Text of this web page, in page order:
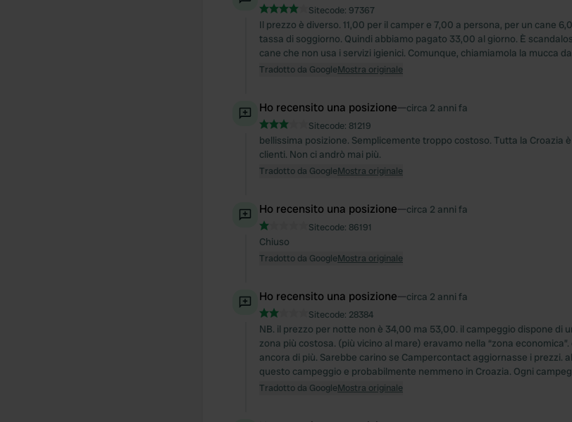
Sitecode: 97367
Il prezzo è diverso. 11,00 per il camper e 7,00 a persona, per un cane
tassa di soggiorno. Quindi abbiamo pagato 33,00 al giorno. È
cane che non usa i servizi igienici. Comunque, chiamiamola la mucca
Tradotto da GoogleMostra originale
Ho recensito una posizione—circa 2 anni fa
Sitecode: 81219
bellissima posizione. Semplicemente troppo costoso. Tutta la Croazia
clienti. Non ci andrò mai più.
Tradotto da GoogleMostra originale
Ho recensito una posizione—circa 2 anni fa
Sitecode: 86191
Chiuso
Tradotto da GoogleMostra originale
Ho recensito una posizione—circa 2 anni fa
Sitecode: 28384
NB. il prezzo per notte non è 34,00 ma 53,00. il campeggio dispone di
zona più costosa. (più vicino al mare) eravamo nella “zona
ancora di più. Sarebbe carino se Campercontact aggiornasse i prezzi.
questo campeggio e probabilmente nemmeno in Croazia. Ogni
Tradotto da GoogleMostra originale